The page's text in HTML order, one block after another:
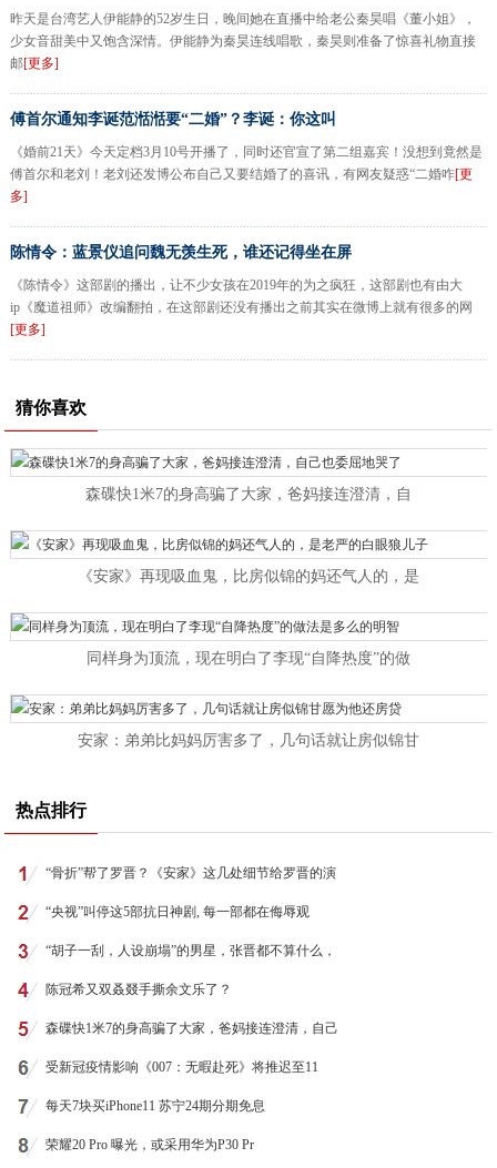
昨天是台湾艺人伊能静的52岁生日，晚间她在直播中给老公秦昊唱《董小姐》，
少女音甜美中又饱含深情。伊能静为秦昊连线唱歌，秦昊则准备了惊喜礼物直接
邮[更多]
傅首尔通知李诞范湉湉要“二婚”？李诞：你这叫
《婚前21天》今天定档3月10号开播了，同时还官宣了第二组嘉宾！没想到竟然是
傅首尔和老刘！老刘还发博公布自己又要结婚了的喜讯，有网友疑惑“二婚咋[更
多]
陈情令：蓝景仪追问魏无羡生死，谁还记得坐在屏
《陈情令》这部剧的播出，让不少女孩在2019年的为之疯狂，这部剧也有由大
ip《魔道祖师》改编翻拍，在这部剧还没有播出之前其实在微博上就有很多的网
[更多]
猜你喜欢
森碟快1米7的身高骗了大家，爸妈接连澄清，自
《安家》再现吸血鬼，比房似锦的妈还气人的，是
同样身为顶流，现在明白了李现“自降热度”的做
安家：弟弟比妈妈厉害多了，几句话就让房似锦甘
热点排行
“骨折”帮了罗晋？《安家》这几处细节给罗晋的演
“央视”叫停这5部抗日神剧, 每一部都在侮辱观
“胡子一刮，人设崩塌”的男星，张晋都不算什么，
陈冠希又双叒叕手撕余文乐了？
森碟快1米7的身高骗了大家，爸妈接连澄清，自己
受新冠疫情影响《007：无暇赴死》将推迟至11
每天7块买iPhone11 苏宁24期分期免息
荣耀20 Pro 曝光，或采用华为P30 Pr